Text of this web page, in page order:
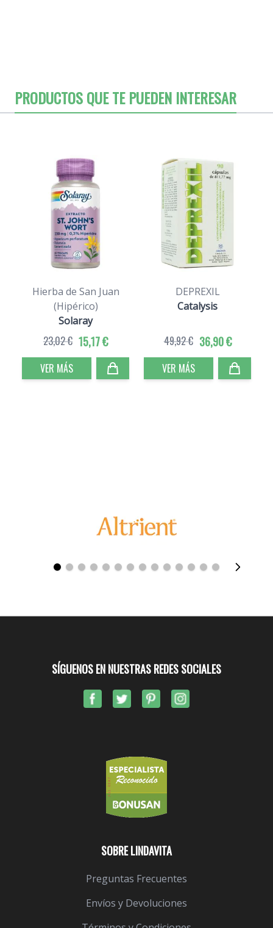
PRODUCTOS QUE TE PUEDEN INTERESAR
Hierba de San Juan
(Hipérico)
Solaray
15,17 €
23,02 €
VER MÁS
DEPREXIL
Catalysis
36,90 €
49,92 €
VER MÁS
SOBRE LINDAVITA
Preguntas Frecuentes
Envíos y Devoluciones
SÍGUENOS EN NUESTRAS REDES SOCIALES